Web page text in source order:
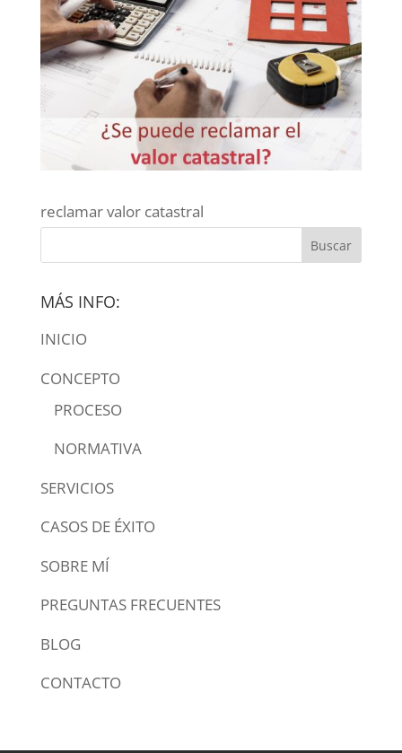
reclamar valor catastral
MÁS INFO:
INICIO
CONCEPTO
PROCESO
NORMATIVA
SERVICIOS
CASOS DE ÉXITO
SOBRE MÍ
PREGUNTAS FRECUENTES
BLOG
CONTACTO